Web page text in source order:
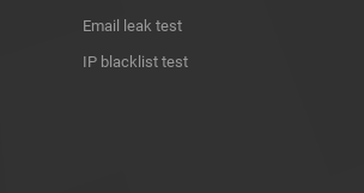
Email leak test
IP blacklist test